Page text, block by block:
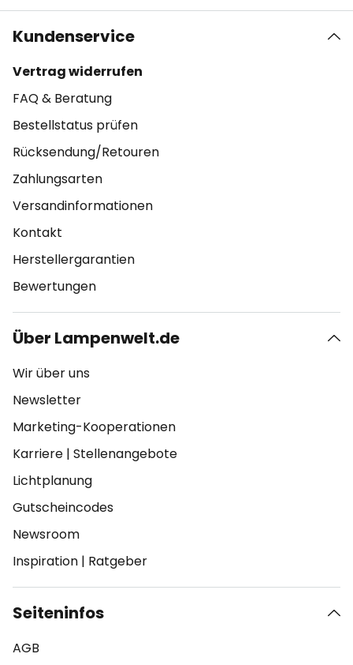
Kundenservice
Vertrag widerrufen
FAQ & Beratung
Bestellstatus prüfen
Rücksendung/Retouren
Zahlungsarten
Versandinformationen
Kontakt
Herstellergarantien
Bewertungen
Über Lampenwelt.de
Wir über uns
Newsletter
Marketing-Kooperationen
Karriere | Stellenangebote
Lichtplanung
Gutscheincodes
Newsroom
Inspiration | Ratgeber
Seiteninfos
AGB